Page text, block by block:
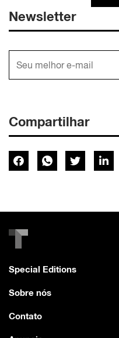
Newsletter
Compartilhar
Special Editions
Sobre nós
Contato